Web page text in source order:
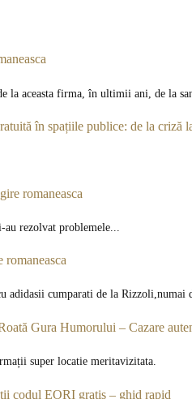
la aceasta firma, în ultimii ani, de la
în spațiile publice: de la criză
romaneasca
rezolvat problemele...
adidasii cumparati de la
Gura Humorului – Cazare
super locatie meritavizitata.
codul EORI gratis – ghid rapid